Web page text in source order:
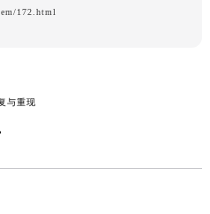
172.html
与重现